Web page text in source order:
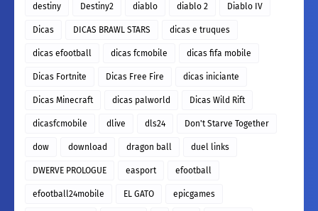
destiny Destiny2 diablo diablo 2 Diablo IV
Dicas DICAS BRAWL STARS dicas e truques
dicas efootball dicas fcmobile dicas fifa mobile
Dicas Fortnite Dicas Free Fire dicas iniciante
Dicas Minecraft dicas palworld Dicas Wild Rift
dicasfcmobile dlive dls24 Don't Starve Together
dow download dragon ball duel links
DWERVE PROLOGUE easport efootball
efootball24mobile EL GATO epicgames